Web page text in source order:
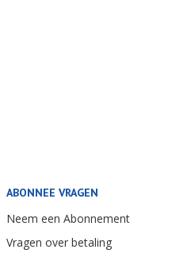
ABONNEE VRAGEN
Neem een Abonnement
Vragen over betaling